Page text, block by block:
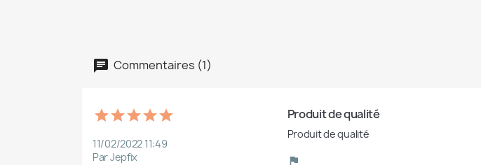
Commentaires (1)
11/02/2022 11:49
Par Jepfix
Produit de qualité
Produit de qualité